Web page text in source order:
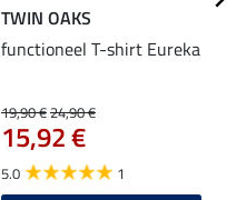
TWIN OAKS
functioneel T-shirt Eureka
19,90 €24,90 €
15,92 €
5.0 1